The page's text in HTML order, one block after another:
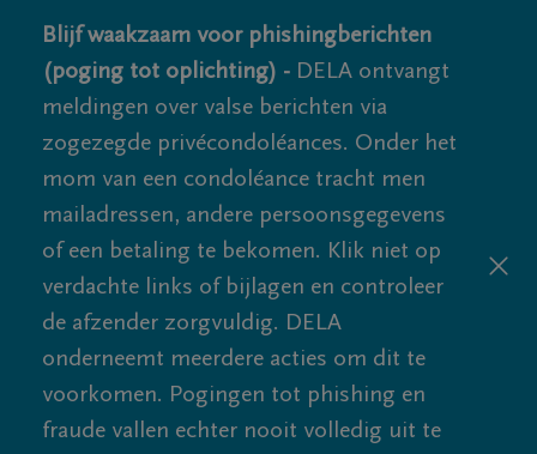
Blijf waakzaam voor phishingberichten
(poging tot oplichting) - DELA ontvangt
meldingen over valse berichten via
zogezegde privécondoléances. Onder het
mom van een condoléance tracht men
mailadressen, andere persoonsgegevens
of een betaling te bekomen. Klik niet op
verdachte links of bijlagen en controleer
de afzender zorgvuldig. DELA
onderneemt meerdere acties om dit te
voorkomen. Pogingen tot phishing en
fraude vallen echter nooit volledig uit te